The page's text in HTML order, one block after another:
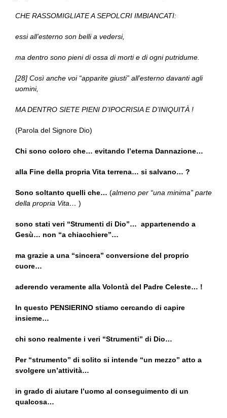
CHE RASSOMIGLIATE A SEPOLCRI IMBIANCATI:
essi all’esterno son belli a vedersi,
ma dentro sono pieni di ossa di morti e di ogni putridume.
[28] Così anche voi “apparite giusti” all’esterno davanti agli
uomini,
MA DENTRO SIETE PIENI D’IPOCRISIA E D’INIQUITÀ !
(Parola del Signore Dio)
Chi sono coloro che… evitando l’eterna Dannazione…
alla Fine della propria Vita terrena… si salvano… ?
Sono soltanto quelli che… (almeno per “una minima” parte
della propria Vita… )
sono stati veri “Strumenti di Dio”… appartenendo a
Gesù… non “a chiacchiere”…
ma grazie a una “sincera” conversione del proprio
cuore…
aderendo veramente alla Volontà del Padre Celeste… !
In questo PENSIERINO stiamo cercando di capire
insieme…
chi sono realmente i veri “Strumenti” di Dio…
Per “strumento” di solito si intende “un mezzo” atto a
svolgere un’attività…
in grado di aiutare l’uomo al conseguimento di un
qualcosa…